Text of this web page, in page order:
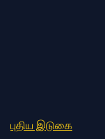
புதிய இடுகை